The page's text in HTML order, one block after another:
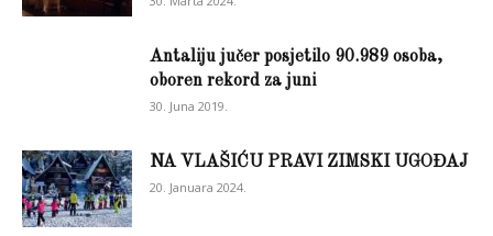
Antaliju jučer posjetilo 90.989 osoba,
oboren rekord za juni
30. Juna 2019.
NA VLAŠIĆU PRAVI ZIMSKI UGOĐAJ
20. Januara 2024.